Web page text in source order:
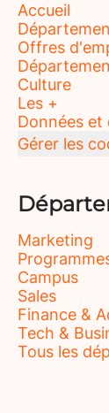
Accueil
Offres
Culture
Les +
Données
Gérer les
Marketing
Campus
Sales
Finance &
Tech &
Tous les